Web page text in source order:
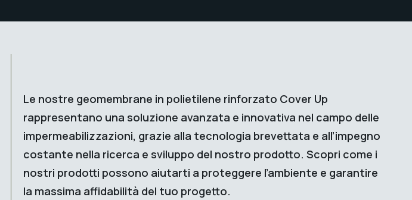
Le nostre geomembrane in polietilene rinforzato Cover Up
rappresentano una soluzione avanzata e innovativa nel campo delle
impermeabilizzazioni, grazie alla tecnologia brevettata e all’impegno
costante nella ricerca e sviluppo del nostro prodotto. Scopri come i
nostri prodotti possono aiutarti a proteggere l’ambiente e garantire
la massima affidabilità del tuo progetto.